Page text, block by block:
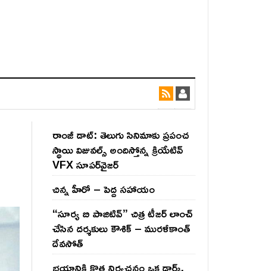
రాంజీ డాట్: తెలుగు సినిమాకు ప్రపంచ
స్థాయి విజువల్స్ అందిస్తోన్న క్రియేటివ్
VFX సూపర్‌వైజర్
చిన్న హీరో – పెద్ద సహాయం
“సూర్య బి పాజిటివ్” చిత్ర టీజర్ లాంచ్
చేసిన‌ దర్శకులు కౌశిక్ – మురళీకాంత్
దేవసోత్